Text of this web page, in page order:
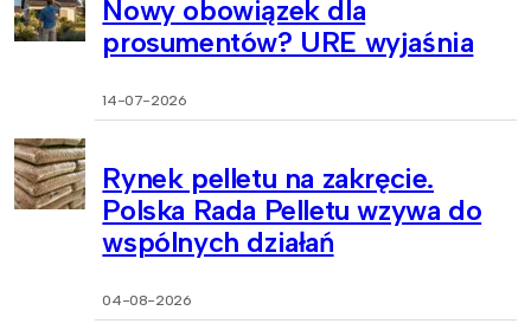
Nowy obowiązek dla
prosumentów? URE wyjaśnia
14-07-2026
Rynek pelletu na zakręcie.
Polska Rada Pelletu wzywa do
wspólnych działań
04-08-2026